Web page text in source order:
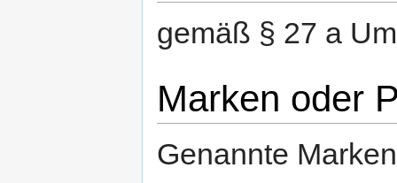
gemäß § 27 a
Marken oder
Genannte